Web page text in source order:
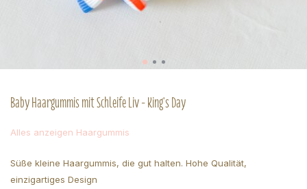
Baby Haargummis mit Schleife Liv - King's Day
Alles anzeigen Haargummis
Süße kleine Haargummis, die gut halten. Hohe Qualität,
einzigartiges Design